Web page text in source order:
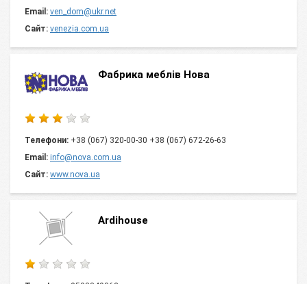
Email: ven_dom@ukr.net
Сайт: venezia.com.ua
Фабрика меблів Нова
Телефони: +38 (067) 320-00-30 +38 (067) 672-26-63
Email: info@nova.com.ua
Сайт: www.nova.ua
Ardihouse